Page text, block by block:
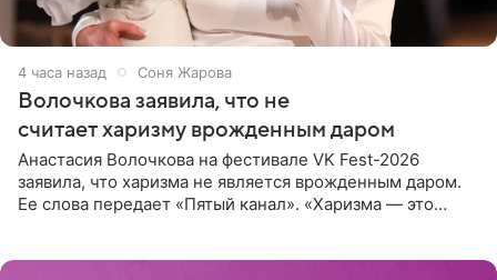
4 часа назад Соня Жарова
Волочкова заявила, что не
считает харизму врожденным даром
Анастасия Волочкова на фестивале VK Fest-2026
заявила, что харизма не является врожденным даром.
Ее слова передает «Пятый канал». «Харизма — это